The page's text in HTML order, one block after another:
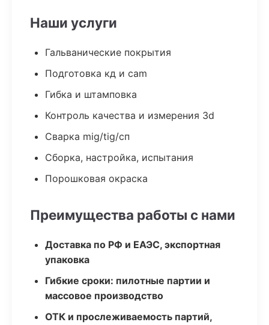
Наши услуги
Гальванические покрытия
Подготовка кд и cam
Гибка и штамповка
Контроль качества и измерения 3d
Сварка mig/tig/сп
Сборка, настройка, испытания
Порошковая окраска
Преимущества работы с нами
Доставка по РФ и ЕАЭС, экспортная
упаковка
Гибкие сроки: пилотные партии и
массовое производство
ОТК и прослеживаемость партий,